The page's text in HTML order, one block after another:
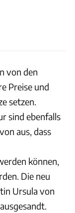
von den
Preise und
setzen.
sind ebenfalls
aus, dass
können,
Die neu
Ursula von